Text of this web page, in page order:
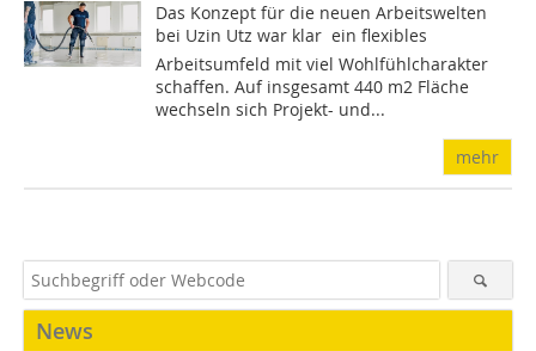
Das Konzept für die neuen Arbeitswelten
bei Uzin Utz war klar  ein flexibles
Arbeitsumfeld mit viel Wohlfühlcharakter
schaffen. Auf insgesamt 440 m2 Fläche
wechseln sich Projekt- und...
mehr
News